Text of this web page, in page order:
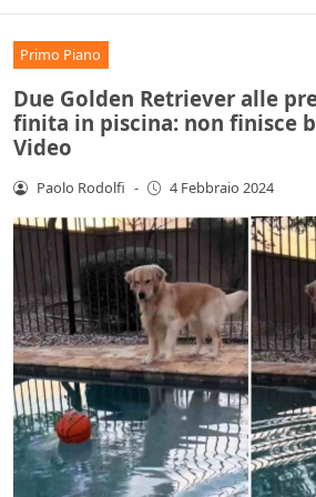
Primo Piano
Due Golden Retriever alle
finita in piscina: non finisce
Video
Paolo Rodolfi - 4 Febbraio 2024